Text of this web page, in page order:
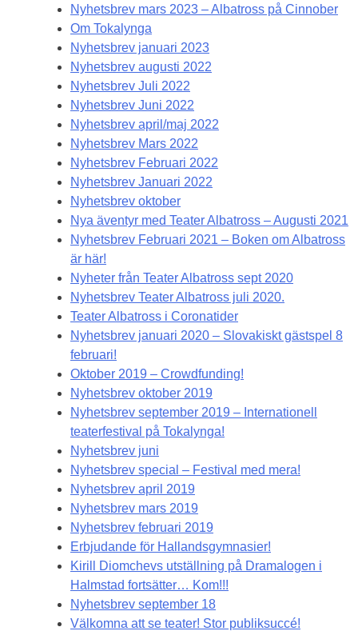
Nyhetsbrev mars 2023 – Albatross på Cinnober
Om Tokalynga
Nyhetsbrev januari 2023
Nyhetsbrev augusti 2022
Nyhetsbrev Juli 2022
Nyhetsbrev Juni 2022
Nyhetsbrev april/maj 2022
Nyhetsbrev Mars 2022
Nyhetsbrev Februari 2022
Nyhetsbrev Januari 2022
Nyhetsbrev oktober
Nya äventyr med Teater Albatross – Augusti 2021
Nyhetsbrev Februari 2021 – Boken om Albatross
är här!
Nyheter från Teater Albatross sept 2020
Nyhetsbrev Teater Albatross juli 2020.
Teater Albatross i Coronatider
Nyhetsbrev januari 2020 – Slovakiskt gästspel 8
februari!
Oktober 2019 – Crowdfunding!
Nyhetsbrev oktober 2019
Nyhetsbrev september 2019 – Internationell
teaterfestival på Tokalynga!
Nyhetsbrev juni
Nyhetsbrev special – Festival med mera!
Nyhetsbrev april 2019
Nyhetsbrev mars 2019
Nyhetsbrev februari 2019
Erbjudande för Hallandsgymnasier!
Kirill Diomchevs utställning på Dramalogen i
Halmstad fortsätter… Kom!!!
Nyhetsbrev september 18
Välkomna att se teater! Stor publiksuccé!